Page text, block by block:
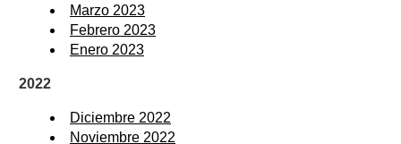
Marzo 2023
Febrero 2023
Enero 2023
2022
Diciembre 2022
Noviembre 2022